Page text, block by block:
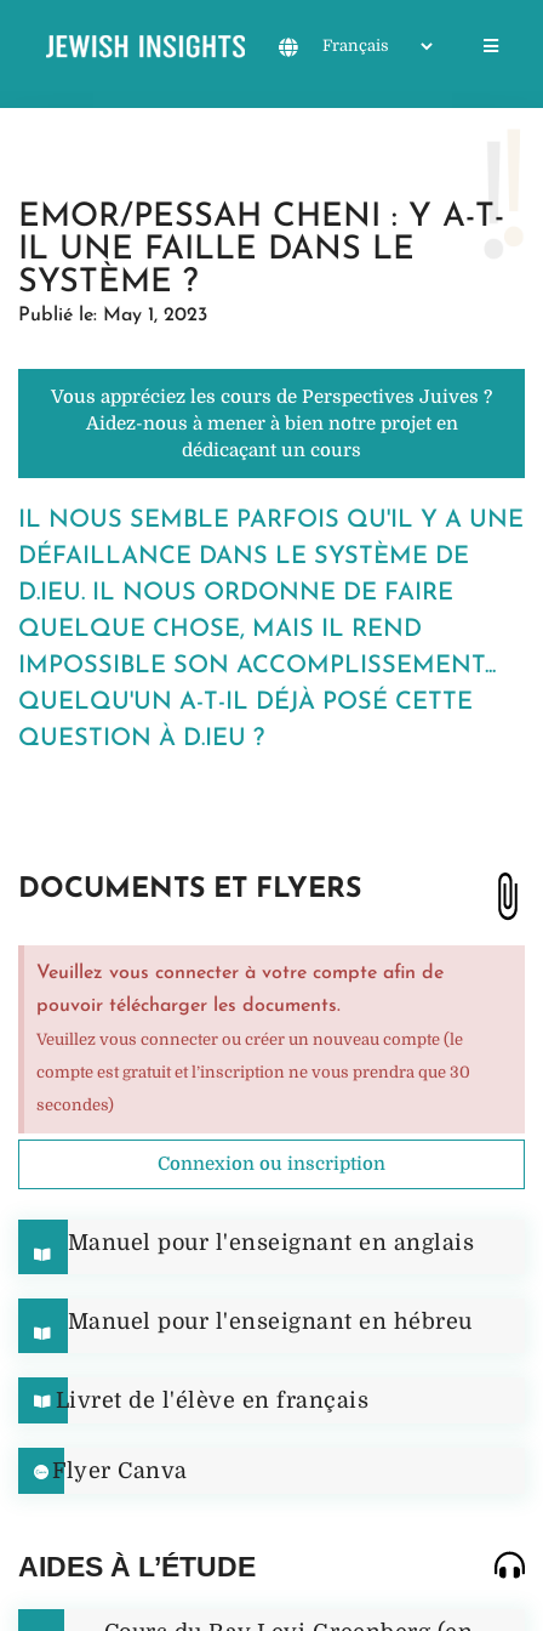
EMOR/PESSAH CHENI : Y A-T-
IL UNE FAILLE DANS LE
SYSTÈME ?
Publié le: May 1, 2023
Vous appréciez les cours de Perspectives Juives ?
Aidez-nous à mener à bien notre projet en
dédicaçant un cours
IL NOUS SEMBLE PARFOIS QU'IL Y A UNE
DÉFAILLANCE DANS LE SYSTÈME DE
D.IEU. IL NOUS ORDONNE DE FAIRE
QUELQUE CHOSE, MAIS IL REND
IMPOSSIBLE SON ACCOMPLISSEMENT...
QUELQU'UN A-T-IL DÉJÀ POSÉ CETTE
QUESTION À D.IEU ?
DOCUMENTS ET FLYERS
Veuillez vous connecter à votre compte afin de
pouvoir télécharger les documents.
Veuillez vous connecter ou créer un nouveau compte (le
compte est gratuit et l’inscription ne vous prendra que 30
secondes)
Connexion ou inscription
Manuel pour l'enseignant en anglais
Manuel pour l'enseignant en hébreu
Livret de l'élève en français
Flyer Canva
AIDES À L’ÉTUDE